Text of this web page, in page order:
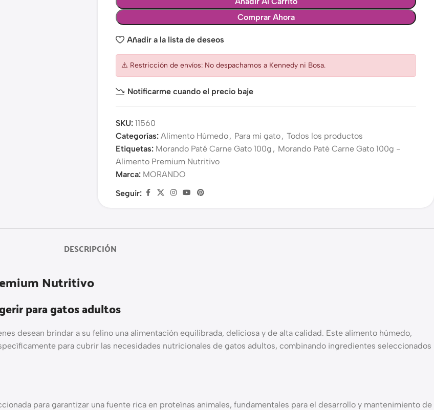
Comprar Ahora
Añadir a la lista de deseos
⚠️ Restricción de envíos: No despachamos a Kennedy ni Bosa.
Notificarme cuando el precio baje
SKU: 11560
Categorías: Alimento Húmedo, Para mi gato, Todos los productos
Etiquetas: Morando Paté Carne Gato 100g , Morando Paté Carne Gato 100g -
Alimento Premium Nutritivo
Marca: MORANDO
Seguir:
DESCRIPCIÓN
Nutritivo
para gatos adultos
desean brindar a su felino una alimentación equilibrada, deliciosa y de alta calidad. Este alimento húmedo,
para cubrir las necesidades nutricionales de gatos adultos, combinando ingredientes seleccionados
para garantizar una fuente rica en proteínas animales, fundamentales para el desarrollo y mantenimiento de